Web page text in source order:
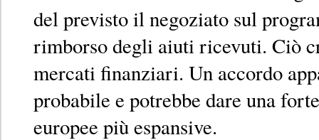
del previsto il negoziato sul
rimborso degli aiuti ricevuti. Ciò
mercati finanziari. Un accordo
probabile e potrebbe dare una
europee più espansive.